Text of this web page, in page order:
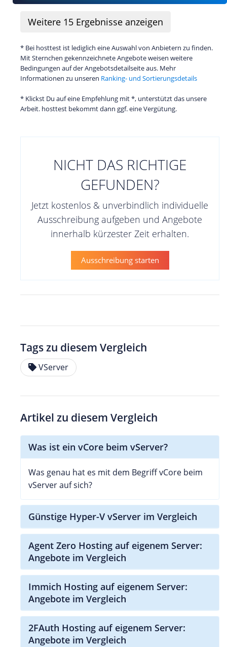
Weitere 15 Ergebnisse anzeigen
* Bei hosttest ist lediglich eine Auswahl von Anbietern zu finden.
Mit Sternchen gekennzeichnete Angebote weisen weitere
Bedingungen auf der Angebotsdetailseite aus. Mehr
Informationen zu unseren Ranking- und Sortierungsdetails
* Klickst Du auf eine Empfehlung mit *, unterstützt das unsere
Arbeit. hosttest bekommt dann ggf. eine Vergütung.
NICHT DAS RICHTIGE
GEFUNDEN?
Jetzt kostenlos & unverbindlich individuelle
Ausschreibung aufgeben und Angebote
innerhalb kürzester Zeit erhalten.
Ausschreibung starten
Tags zu diesem Vergleich
VServer
Artikel zu diesem Vergleich
Was ist ein vCore beim vServer?
Was genau hat es mit dem Begriff vCore beim
vServer auf sich?
Günstige Hyper-V vServer im Vergleich
Agent Zero Hosting auf eigenem Server:
Angebote im Vergleich
Immich Hosting auf eigenem Server:
Angebote im Vergleich
2FAuth Hosting auf eigenem Server:
Angebote im Vergleich